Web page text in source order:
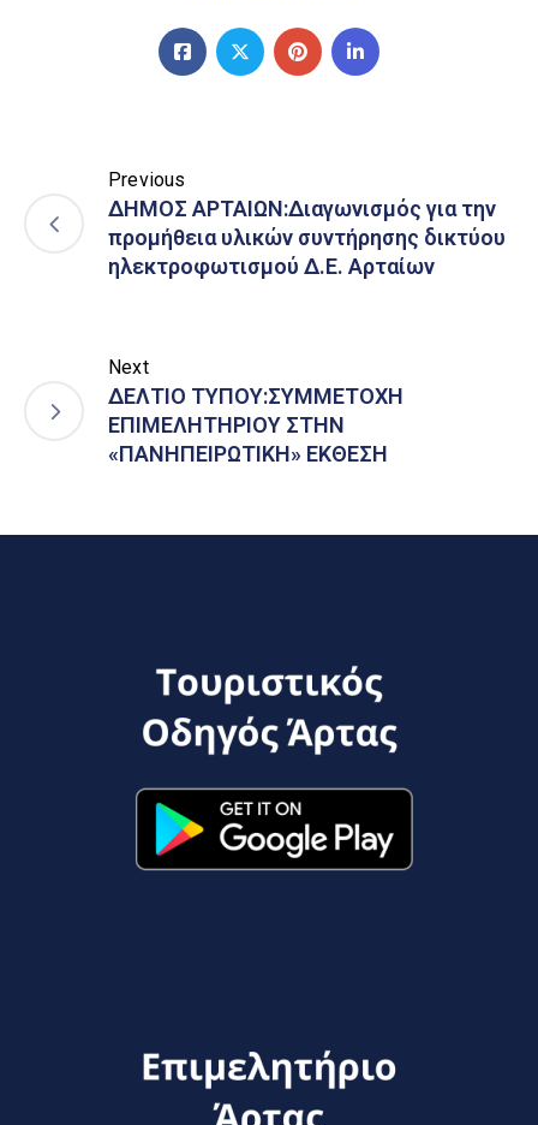
Previous
ΔΗΜΟΣ ΑΡΤΑΙΩΝ:Διαγωνισμός για την
προμήθεια υλικών συντήρησης δικτύου
ηλεκτροφωτισμού Δ.Ε. Αρταίων
Next
ΔΕΛΤΙΟ ΤΥΠΟΥ:ΣΥΜΜΕΤΟΧΗ
ΕΠΙΜΕΛΗΤΗΡΙΟΥ ΣΤΗΝ
«ΠΑΝΗΠΕΙΡΩΤΙΚΗ» ΕΚΘΕΣΗ